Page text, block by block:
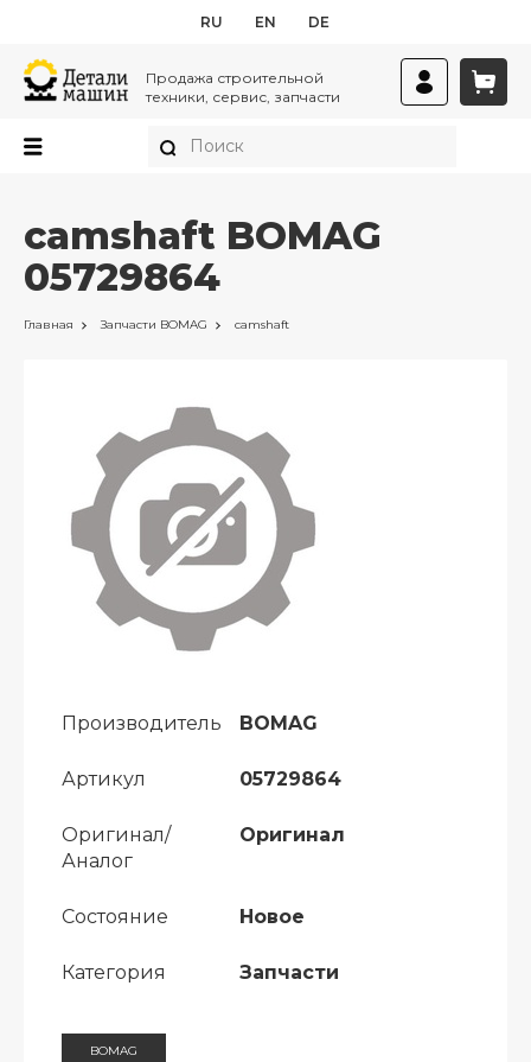
RU EN DE
Продажа строительной
техники, сервис, запчасти
camshaft BOMAG
05729864
Главная Запчасти BOMAG camshaft
Производитель BOMAG
Артикул 05729864
Оригинал/
Аналог
Оригинал
Состояние Новое
Категория Запчасти
BOMAG